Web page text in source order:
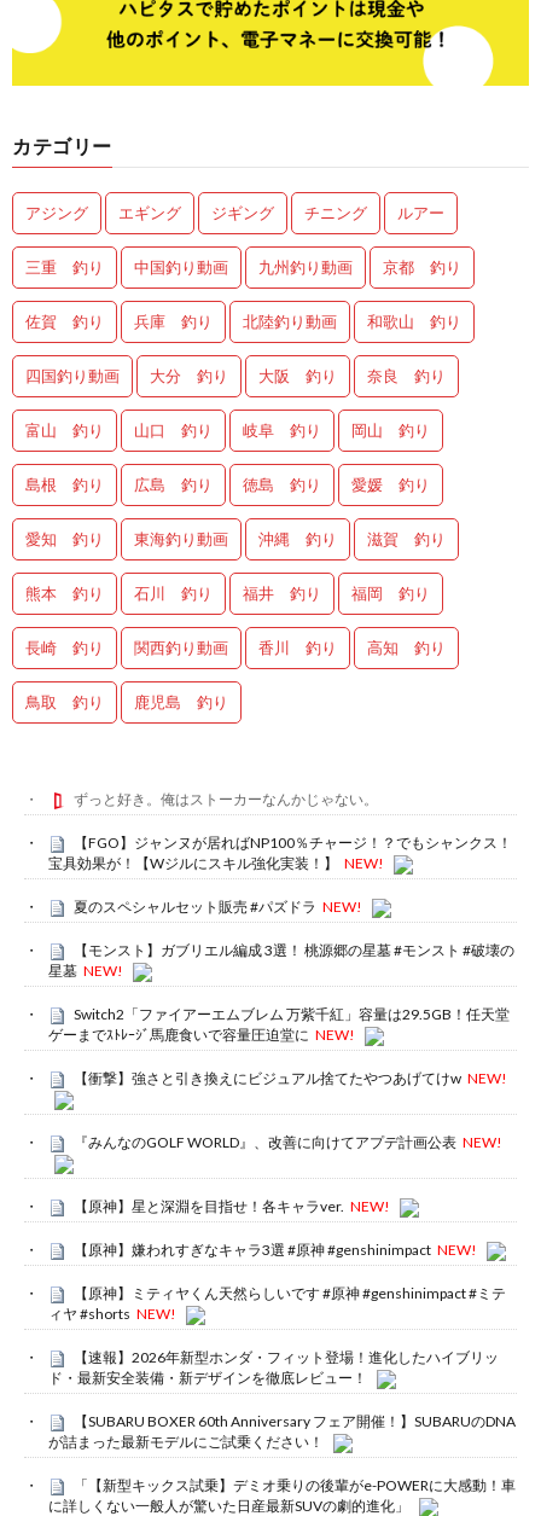
カテゴリー
アジング エギング ジギング チニング ルアー
三重 釣り 中国釣り動画 九州釣り動画 京都 釣り
佐賀 釣り 兵庫 釣り 北陸釣り動画 和歌山 釣り
四国釣り動画 大分 釣り 大阪 釣り 奈良 釣り
富山 釣り 山口 釣り 岐阜 釣り 岡山 釣り
島根 釣り 広島 釣り 徳島 釣り 愛媛 釣り
愛知 釣り 東海釣り動画 沖縄 釣り 滋賀 釣り
熊本 釣り 石川 釣り 福井 釣り 福岡 釣り
長崎 釣り 関西釣り動画 香川 釣り 高知 釣り
鳥取 釣り 鹿児島 釣り
ずっと好き。俺はストーカーなんかじゃない。
【FGO】ジャンヌが居ればNP100％チャージ！？でもシャンクス！
宝具効果が！【Wジルにスキル強化実装！】
NEW!
夏のスペシャルセット販売 #パズドラ NEW!
【モンスト】ガブリエル編成 3選！ 桃源郷の星墓 #モンスト #破壊の
星墓 NEW!
Switch2「ファイアーエムブレム 万紫千紅」容量は29.5GB！任天堂
ゲーまでｽﾄﾚｰｼﾞ馬鹿食いで容量圧迫堂に NEW!
【衝撃】強さと引き換えにビジュアル捨てたやつあげてけw NEW!
『みんなのGOLF WORLD』、改善に向けてアプデ計画公表 NEW!
【原神】星と深淵を目指せ！各キャラver. NEW!
【原神】嫌われすぎなキャラ3選 #原神 #genshinimpact NEW!
【原神】ミティヤくん天然らしいです #原神 #genshinimpact #ミテ
ィヤ #shorts NEW!
【速報】2026年新型ホンダ・フィット登場！進化したハイブリッ
ド・最新安全装備・新デザインを徹底レビュー！
【SUBARU BOXER 60th Anniversary フェア開催！】SUBARUのDNA
が詰まった最新モデルにご試乗ください！
「【新型キックス試乗】デミオ乗りの後輩がe-POWERに大感動！車
に詳しくない一般人が驚いた日産最新SUVの劇的進化」